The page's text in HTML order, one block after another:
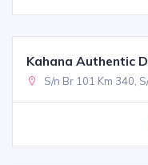
Kahana Authentic
S/n Br 101 Km 340,